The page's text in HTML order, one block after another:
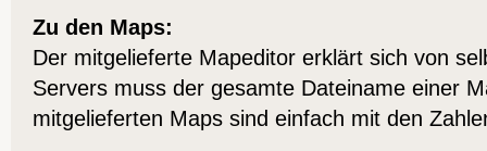
Zu den Maps:
Der mitgelieferte Mapeditor erklärt sich von
Servers muss der gesamte Dateiname einer
mitgelieferten Maps sind einfach mit den